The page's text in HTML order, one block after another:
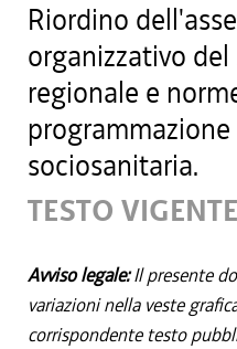
Riordino
organizzativo
regionale e
sociosanitaria.
TESTO
Avviso legale:Il presente
variazioni nella veste
corrispondente testo